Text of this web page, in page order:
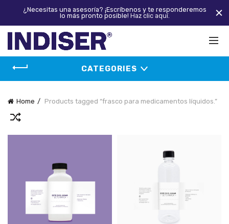
CATEGORIES
Home Products tagged “frasco para medicamentos líquidos.”
¿Necesitas una asesoría? ¡Escríbenos y te responderemos
lo más pronto posible! Haz clic aquí.